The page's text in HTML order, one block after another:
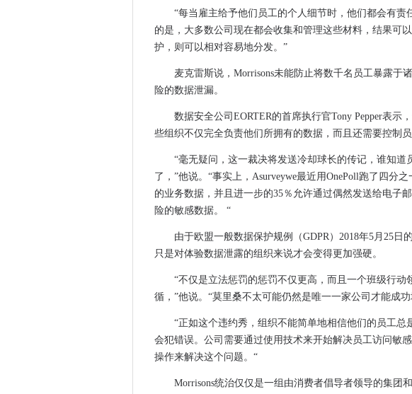
为什么开发人员不为安全有“拼写检查”？
Facebook正在泄露贵重的年轻用户
针对女性创始人的共同工作空间在伦敦开放
GDPR可能会严重影响内部流程，警告律师
谷歌，IBM和其他团队团队在计算机中加速数据转移
Caroline Obokes表示，政府将在2020年到2020年将至
Infosys的美国劳动力大多是南亚，没有意外，原告声称
创新关键停止网络攻击
Defra的一半Brexit工作流涉及它，Nao发现
HPE使用AI建立自主数据中心的进步
Oracle修复了100多岁的漏洞，将企业数据置于风险
来自网络摄像头的DDOS攻击，路由器点击新加坡的
IR35改革：2017年秋季预算的私营部门推出咨询
汽车买家更愿意分享数据 - 如果他们回来了
您的下一个福特将能够将自己送入停车位，转向交通
Note7将在盈利中每澳门售价30亿美元
“每当雇主给予他们员工的个人细节时，他们都会有责
的是，大多数公司现在都会收集和管理这些材料，结果可
护，则可以相对容易地分发。”
麦克雷斯说，Morrisons未能防止将数千名员工暴露于
险的数据泄漏。
数据安全公司EORTER的首席执行官Tony Pepper表示
些组织不仅完全负责他们所拥有的数据，而且还需要控制
“毫无疑问，这一裁决将发送冷却球长的传记，谁知道
了，”他说。“事实上，Asurveywe最近用OnePoll跑了四分
的业务数据，并且进一步的35％允许通过偶然发送给电子
险的敏感数据。 “
由于欧盟一般数据保护规例（GDPR）2018年5月25日
只是对体验数据泄露的组织来说才会变得更加强硬。
“不仅是立法惩罚的惩罚不仅更高，而且一个班级行动
循，”他说。“莫里桑不太可能仍然是唯一一家公司才能成功
“正如这个违约秀，组织不能简单地相信他们的员工总
会犯错误。公司需要通过使用技术来开始解决员工访问敏
操作来解决这个问题。“
Morrisons统治仅仅是一组由消费者倡导者领导的集团